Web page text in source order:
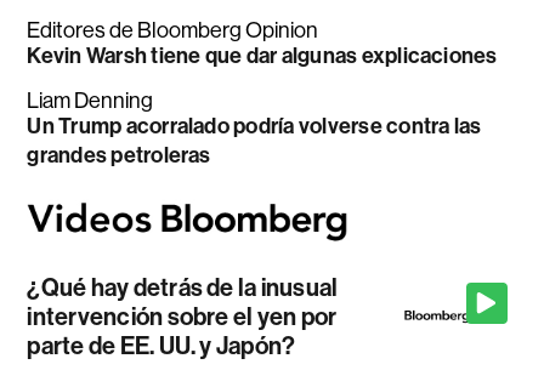
Editores de Bloomberg Opinion
Kevin Warsh tiene que dar algunas explicaciones
Liam Denning
Un Trump acorralado podría volverse contra las
grandes petroleras
¿Qué hay detrás de la inusual
intervención sobre el yen por
parte de EE. UU. y Japón?